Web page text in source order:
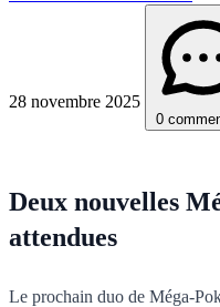
28 novembre 2025
0
Deux nouvelles
attendues
Le prochain duo de Méga-